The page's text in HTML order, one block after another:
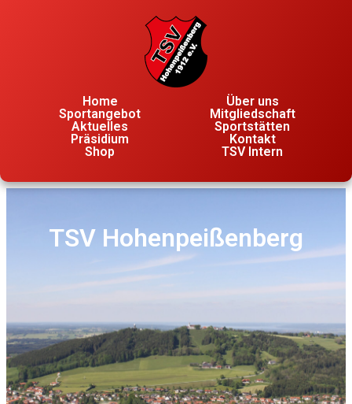
Home
Über uns
Sportangebot
Mitgliedschaft
Aktuelles
Sportstätten
Präsidium
Kontakt
Shop
TSV Intern
TSV Hohenpeißenberg